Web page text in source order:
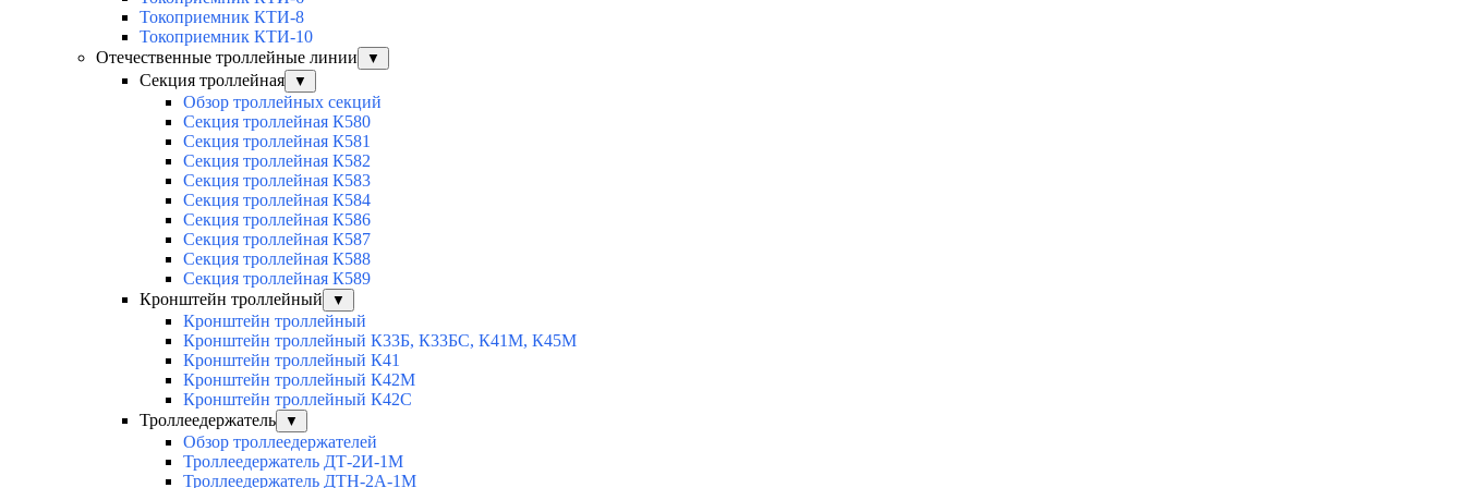
Токоприемник КТИ-8
Токоприемник КТИ-10
Отечественные троллейные линии
▼
Секция троллейная ▼
Обзор троллейных секций
Секция троллейная К580
Секция троллейная К581
Секция троллейная К582
Секция троллейная К583
Секция троллейная К584
Секция троллейная К586
Секция троллейная К587
Секция троллейная К588
Секция троллейная К589
Кронштейн троллейный
▼
Кронштейн троллейный
Кронштейн троллейный К33Б, К33БС, К41М, К45М
Кронштейн троллейный К41
Кронштейн троллейный К42М
Кронштейн троллейный К42С
Троллеедержатель
▼
Обзор троллеедержателей
Троллеедержатель ДТ-2И-1М
Троллеедержатель ДТН-2А-1М